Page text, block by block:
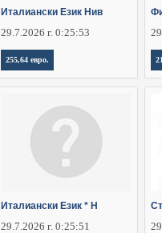
Италиански Език Нив
29.7.2026 г. 0:25:53
255,64 евро.
Италиански Език * Н
29.7.2026 г. 0:25:51